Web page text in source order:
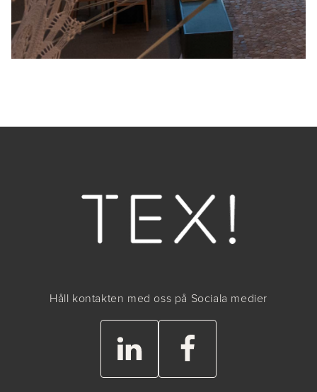
Håll kontakten med oss på Sociala medier